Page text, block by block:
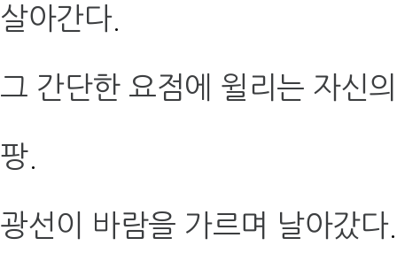
살아간다.
그 간단한 요점에 윌리는 자신
팡.
광선이 바람을 가르며 날아갔다.